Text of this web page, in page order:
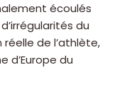
écoulés
du
de l’athlète,
d’Europe du